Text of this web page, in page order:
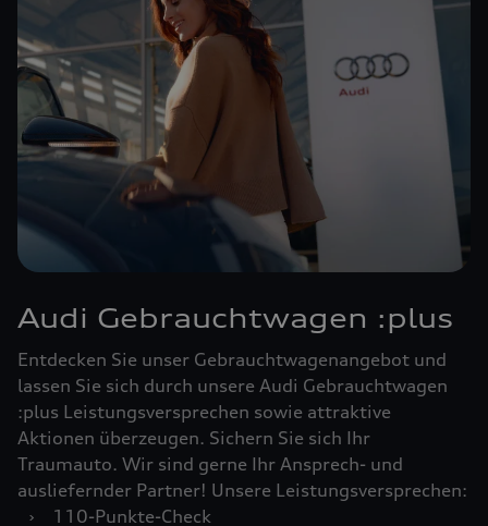
Audi Gebrauchtwagen :plus
Entdecken Sie unser Gebrauchtwagenangebot und
lassen Sie sich durch unsere Audi Gebrauchtwagen
:plus Leistungsversprechen sowie attraktive
Aktionen überzeugen. Sichern Sie sich Ihr
Traumauto. Wir sind gerne Ihr Ansprech- und
ausliefernder Partner! Unsere Leistungsversprechen:
›
110-Punkte-Check